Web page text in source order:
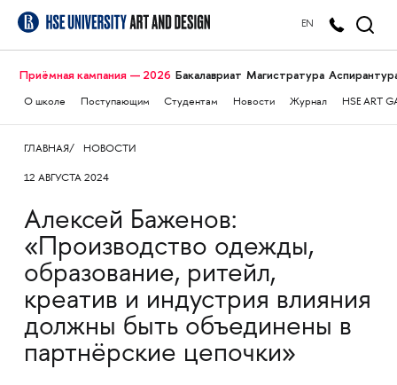
EN
Приёмная кампания — 2026 Бакалавриат Магистратура
О школе Поступающим Студентам Новости Журнал HSE ART
ГЛАВНАЯ НОВОСТИ
12 АВГУСТА 2024
Алексей Баженов:
«Производство одежды,
образование, ритейл,
креатив и индустрия влияния
должны быть объединены в
партнёрские цепочки»